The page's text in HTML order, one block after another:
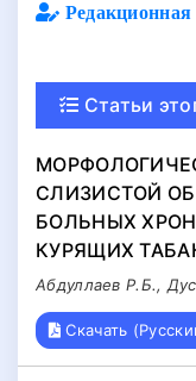
Редакционная
Статьи
СЛИЗИСТОЙ
БОЛЬНЫХ
КУРЯЩИХ
Абдуллаев Р.Б.,
Скачать